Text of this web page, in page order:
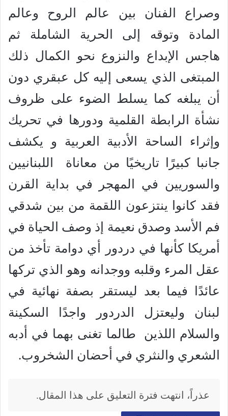
وصراع الفنان بين عالم الروح وعالم
المادة وتوقه إلى الحرية الشاملة ثم
هاجس الإبداع والنزوع نحو الكمال ذلك
المبتغى الذي يسعى إليه كل عبقري دون
أن يبلغه كما يسلط الضوء على ظروف
نشأة الرابطة القلمية ودورها في تحريك
وإثراء الساحة الأدبية العربية و يكشف
جانبا كبيرًا تاريخيًا من معاناة اللبنانيين
والسوريين في المهجر في بداية القرن
فقد كانوا ينتزعون اللقمة من بين شدقي
فم الأسد وصدق نعيمة إذ وصف الحياة في
أمريكا كأنها في دردور أي دوامة تأخذ من
عقل المرء وقلبه ووجدانه وهو الذي تركها
عائدًا فيما بعد ليستقر بصفة نهائية في
لبنان وليعتزل الدردور واجدًا السكينة
والسلام اللذين طالما تغنى بهما في أدبه
الشعري والنثري في أحضان الشخروب.
عذراً، انتهت فترة التعليق على هذا المقال.